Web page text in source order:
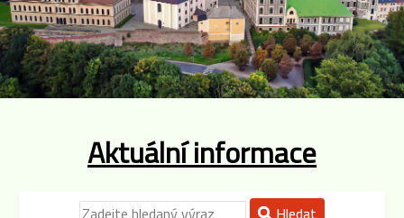
Aktuální informace
Hledat